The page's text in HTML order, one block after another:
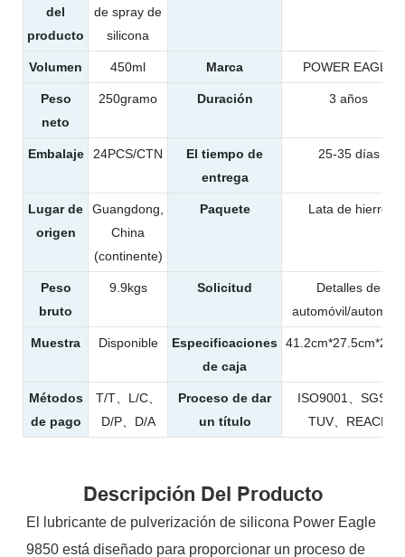
del
producto
de spray de
silicona
Volumen 450ml Marca POWER EAGLE
Peso
neto
250gramo Duración 3 años
Embalaje 24PCS/CTN
El tiempo de
entrega
25-35 días
Lugar de
origen
Guangdong,
China
(continente)
Paquete Lata de hierro
Peso
bruto
9.9kgs Solicitud
Detalles de
automóvil/automóvil
Muestra Disponible
Especificaciones
de caja
Métodos
de pago
T/T、L/C、
D/P、D/A
Proceso de dar
un título
ISO9001、SGS、
TUV、REACH
Descripción Del Producto
El lubricante de pulverización de silicona Power Eagle
9850 está diseñado para proporcionar un proceso de